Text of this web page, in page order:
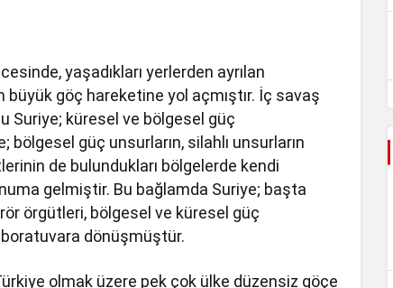
yaşadıkları yerlerden ayrılan
büyük göç hareketine yol açmıştır. İç savaş
Suriye; küresel ve bölgesel güç
güç unsurların, silahlı unsurların
de bulundukları bölgelerde kendi
gelmiştir. Bu bağlamda Suriye; başta
örgütleri, bölgesel ve küresel güç
dönüşmüştür.
olmak üzere pek çok ülke düzensiz göçe